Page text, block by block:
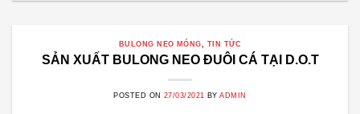
BULONG NEO MÓNG, TIN TỨC
SẢN XUẤT BULONG NEO ĐUÔI CÁ TẠI D.O.T
POSTED ON 27/03/2021 BYADMIN